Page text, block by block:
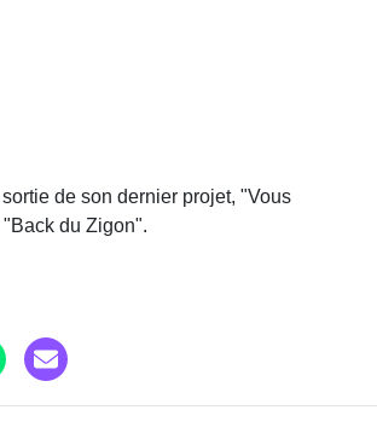
de son dernier projet, "Vous
du Zigon".